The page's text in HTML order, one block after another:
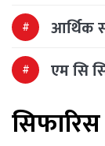
आर्थिक
एम सि
सिफारिस